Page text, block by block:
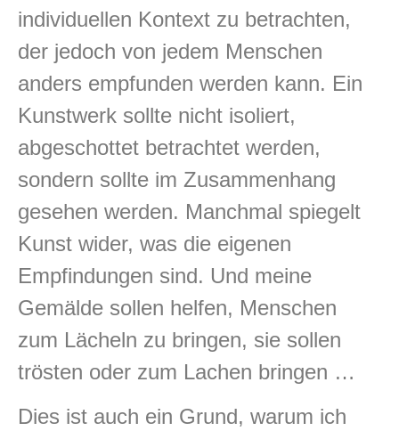
individuellen Kontext zu betrachten,
der jedoch von jedem Menschen
anders empfunden werden kann. Ein
Kunstwerk sollte nicht isoliert,
abgeschottet betrachtet werden,
sondern sollte im Zusammenhang
gesehen werden. Manchmal spiegelt
Kunst wider, was die eigenen
Empfindungen sind. Und meine
Gemälde sollen helfen, Menschen
zum Lächeln zu bringen, sie sollen
trösten oder zum Lachen bringen …
Dies ist auch ein Grund, warum ich